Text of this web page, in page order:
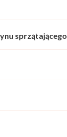
sprzątającego